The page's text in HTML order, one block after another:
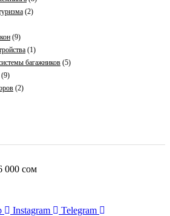
(2)
(9)
(1)
багажников (5)
(9)
(2)
000 сом
Instagram Telegram